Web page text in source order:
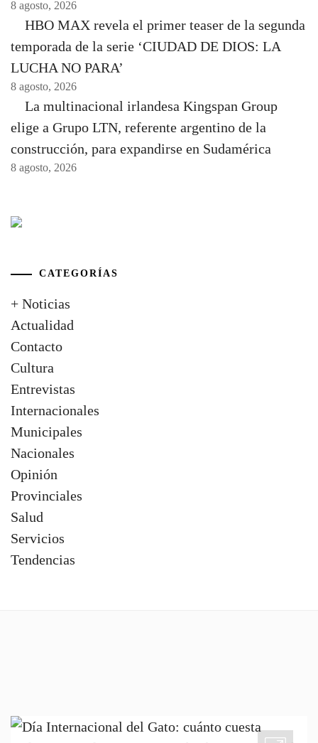
8 agosto, 2026
HBO MAX revela el primer teaser de la segunda
temporada de la serie ‘CIUDAD DE DIOS: LA
LUCHA NO PARA’
8 agosto, 2026
La multinacional irlandesa Kingspan Group
elige a Grupo LTN, referente argentino de la
construcción, para expandirse en Sudamérica
8 agosto, 2026
CATEGORÍAS
+ Noticias
Actualidad
Contacto
Cultura
Entrevistas
Internacionales
Municipales
Nacionales
Opinión
Provinciales
Salud
Servicios
Tendencias